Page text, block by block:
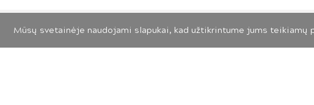
Mūsų svetainėje naudojami slapukai, kad užtikrintume jums teikiamų
© 2026